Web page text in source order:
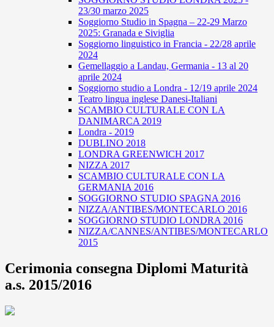
23/30 marzo 2025
Soggiorno Studio in Spagna – 22-29 Marzo
2025: Granada e Siviglia
Soggiorno linguistico in Francia - 22/28 aprile
2024
Gemellaggio a Landau, Germania - 13 al 20
aprile 2024
Soggiorno studio a Londra - 12/19 aprile 2024
Teatro lingua inglese Danesi-Italiani
SCAMBIO CULTURALE CON LA
DANIMARCA 2019
Londra - 2019
DUBLINO 2018
LONDRA GREENWICH 2017
NIZZA 2017
SCAMBIO CULTURALE CON LA
GERMANIA 2016
SOGGIORNO STUDIO SPAGNA 2016
NIZZA/ANTIBES/MONTECARLO 2016
SOGGIORNO STUDIO LONDRA 2016
NIZZA/CANNES/ANTIBES/MONTECARLO
2015
Cerimonia consegna Diplomi Maturità
a.s. 2015/2016